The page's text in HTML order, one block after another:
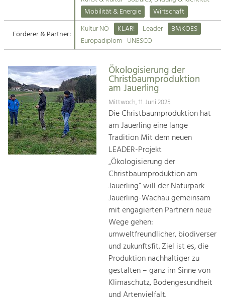
Suche
Impressum
Kontakt
Tourismus
Angebotsentwicklung und
Kunst & Kultur
Handwerk, Wissenschaft und Forschung.
Soziales, Bildung &
Identität
Gleichberechtigung, Jugend und
Integration
Mobilität & Energie
Klimawandel, öffentlicher Verkehr und
Steigerung regionaler Wertschöpfung
Mobilität & Energie
Wirtschaft
Förderer & Partner:
Kultur NÖ KLAR! Leader
BMKOES
Europadiplom UNESCO
Ökologisierung der
Christbaumproduktion
am Jauerling
Mittwoch, 11. Juni 2025
Die Christbaumproduktion hat
am Jauerling eine lange
Tradition Mit dem neuen
LEADER-Projekt
„Ökologisierung der
Christbaumproduktion am
Jauerling“ will der Naturpark
Jauerling-Wachau gemeinsam
mit engagierten Partnern neue
Wege gehen:
umweltfreundlicher, biodiverser
und zukunftsfit. Ziel ist es, die
Produktion nachhaltiger zu
gestalten – ganz im Sinne von
Klimaschutz, Bodengesundheit
und Artenvielfalt.